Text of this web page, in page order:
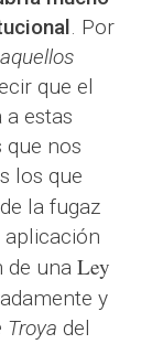
. Por
que el
estas
que nos
los que
la fugaz
de una Ley
y
Troya del